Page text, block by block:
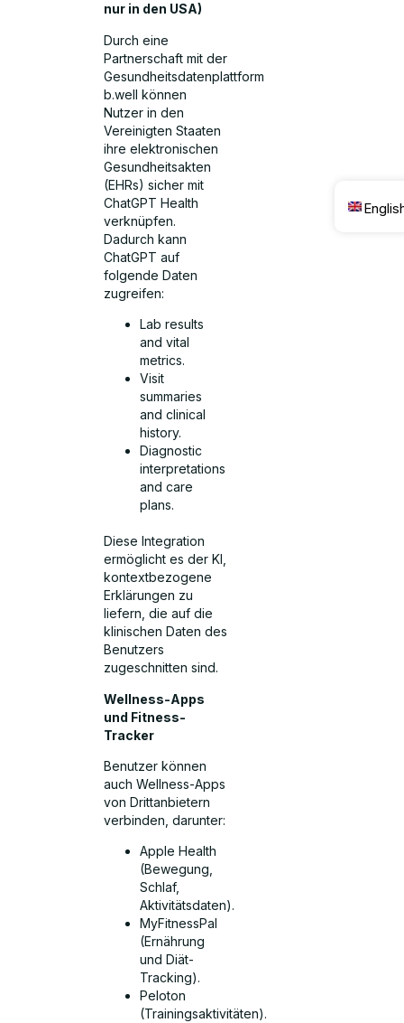
nur in den USA)
Durch eine
Partnerschaft mit der
Gesundheitsdatenplattform
b.well können
Nutzer in den
Vereinigten Staaten
ihre elektronischen
Gesundheitsakten
(EHRs) sicher mit
ChatGPT Health
verknüpfen.
Dadurch kann
ChatGPT auf
folgende Daten
zugreifen:
Lab results
and vital
metrics.
Visit
summaries
and clinical
history.
Diagnostic
interpretations
and care
plans.
Diese Integration
ermöglicht es der KI,
kontextbezogene
Erklärungen zu
liefern, die auf die
klinischen Daten des
Benutzers
zugeschnitten sind.
Wellness-Apps
und Fitness-
Tracker
Benutzer können
auch Wellness-Apps
von Drittanbietern
verbinden, darunter:
Apple Health
(Bewegung,
Schlaf,
Aktivitätsdaten).
MyFitnessPal
(Ernährung
und Diät-
Tracking).
Peloton
(Trainingsaktivitäten).